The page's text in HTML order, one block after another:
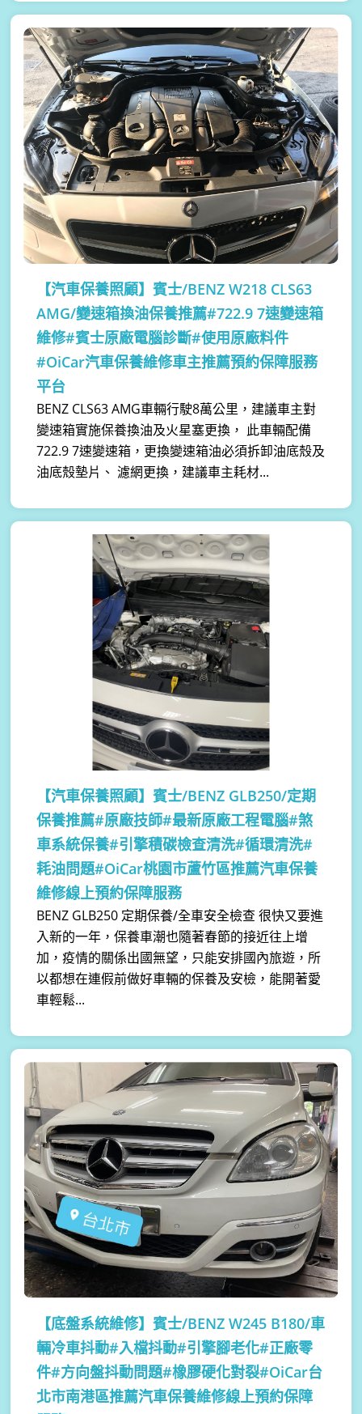
【汽車保養照顧】賓士/BENZ W218 CLS63
AMG/變速箱換油保養推薦#722.9 7速變速箱
維修#賓士原廠電腦診斷#使用原廠料件
#OiCar汽車保養維修車主推薦預約保障服務
平台
BENZ CLS63 AMG車輛行駛8萬公里，建議車主對
變速箱實施保養換油及火星塞更換， 此車輛配備
722.9 7速變速箱，更換變速箱油必須拆卸油底殼及
油底殼墊片、 濾網更換，建議車主耗材...
【汽車保養照顧】賓士/BENZ GLB250/定期
保養推薦#原廠技師#最新原廠工程電腦#煞
車系統保養#引擎積碳檢查清洗#循環清洗#
耗油問題#OiCar桃園市蘆竹區推薦汽車保養
維修線上預約保障服務
BENZ GLB250 定期保養/全車安全檢查 很快又要進
入新的一年，保養車潮也隨著春節的接近往上增
加，疫情的關係出國無望，只能安排國內旅遊，所
以都想在連假前做好車輛的保養及安檢，能開著愛
車輕鬆...
【底盤系統維修】賓士/BENZ W245 B180/車
輛冷車抖動#入檔抖動#引擎腳老化#正廠零
件#方向盤抖動問題#橡膠硬化對裂#OiCar台
北市南港區推薦汽車保養維修線上預約保障